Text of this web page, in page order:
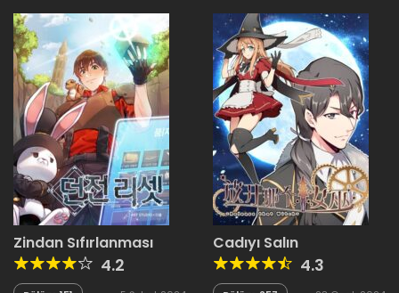
Zindan Sıfırlanması
4.2
Cadıyı Salın
4.3